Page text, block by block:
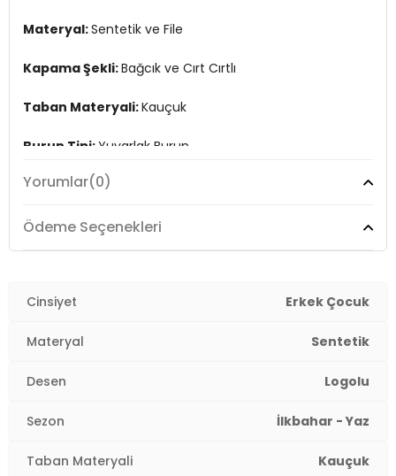
4DE1400617LCCBL.328
Materyal:Sentetik ve File
Kapama Şekli:Bağcık ve Cırt Cırtlı
Taban Materyali:Kauçuk
Burun Tipi:Yuvarlak Burun
Topuk Boyu:
Topuk Tipi:Düz
Menşei:
Yorumlar(0)
Ödeme Seçenekleri
Cinsiyet Erkek Çocuk
Materyal Sentetik
Desen Logolu
Sezon İlkbahar - Yaz
Taban Materyali Kauçuk